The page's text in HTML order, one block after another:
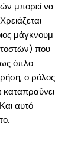
μπορεί να
μάγκνουμ
που
ως όπλο
ο ρόλος
καταπραΰνει
αυτό